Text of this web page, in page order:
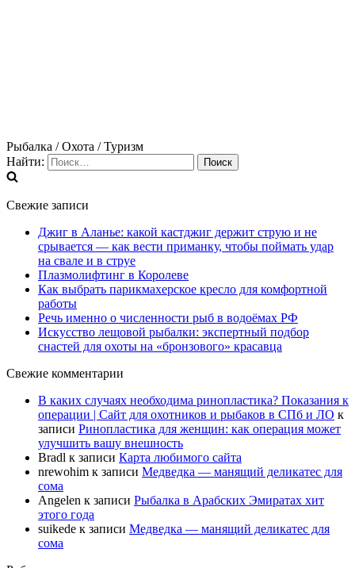
Рыбалка / Охота / Туризм
Найти:
Свежие записи
Джиг в Аланье: какой кастджиг держит струю и не
срывается — как вести приманку, чтобы поймать удар
на свале и в струе
Плазмолифтинг в Королеве
Как выбрать парикмахерское кресло для комфортной
работы
Речь именно о численности рыб в водоёмах РФ
Искусство лещовой рыбалки: экспертный подбор
снастей для охоты на «бронзового» красавца
Свежие комментарии
В каких случаях необходима ринопластика? Показания к
операции | Сайт для охотников и рыбаков в СПб и ЛО к
записи Ринопластика для женщин: как операция может
улучшить вашу внешность
Bradl к записи Карта любимого сайта
nrewohim к записи Медведка — манящий деликатес для
сома
Angelen к записи Рыбалка в Арабских Эмиратах хит
этого года
suikede к записи Медведка — манящий деликатес для
сома